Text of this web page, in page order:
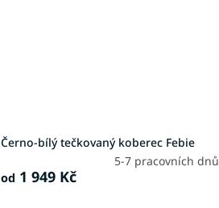
Černo-bílý tečkovaný koberec Febie
5-7 pracovních dnů
od 1 949 Kč